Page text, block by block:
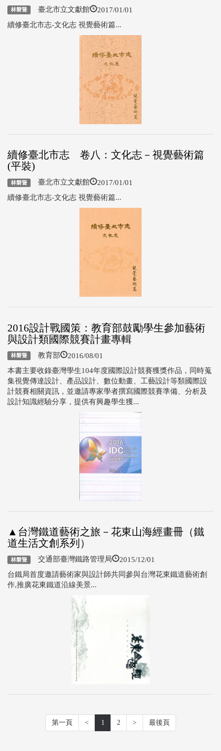
林磐聳 臺北市立文獻館 2017/01/01
續修臺北市志-文化志 視覺藝術篇...
續修臺北市志 卷八：文化志－視覺藝術篇
(平裝)
林磐聳 臺北市立文獻館 2017/01/01
續修臺北市志-文化志 視覺藝術篇...
2016設計戰國策：教育部鼓勵學生參加藝術
與設計類國際競賽計畫專輯
林磐聳 教育部 2016/08/01
本書主要收錄臺灣學生104年度國際設計競賽獲獎作品，同時蒐
集視覺傳達設計、產品設計、數位動畫、工藝設計等類國際設
計競賽相關資訊，並邀請專家學者撰寫國際競賽準備、分析及
設計知識經驗分享，提供有興趣學生獲...
▲台灣鐵道藝術之旅－花東山海經畫冊（鐵
道生活文創系列）
林磐聳 交通部臺灣鐵路管理局 2015/12/01
台鐵局首度邀請藝術家與設計師共同參與台灣花東鐵道藝術創
作,推廣花東鐵道沿線美景...
第一頁 < 1 2 > 最後頁